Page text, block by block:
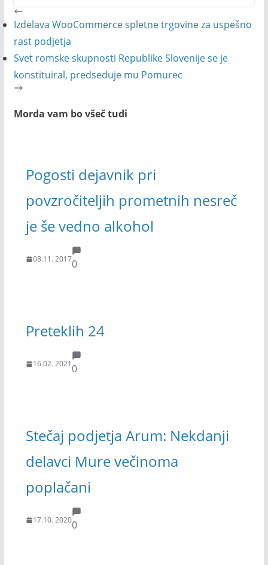
Izdelava WooCommerce spletne trgovine za uspešno
rast podjetja
Svet romske skupnosti Republike Slovenije se je
konstituiral, predseduje mu Pomurec
Morda vam bo všeč tudi
Pogosti dejavnik pri
povzročiteljih prometnih nesreč
je še vedno alkohol
08.11. 20170
Preteklih 24
16.02. 20210
Stečaj podjetja Arum: Nekdanji
delavci Mure večinoma
poplačani
17.10. 20200